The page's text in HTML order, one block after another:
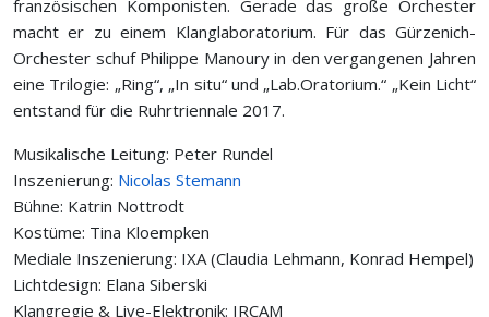
französischen Komponisten. Gerade das große Orchester
macht er zu einem Klanglaboratorium. Für das Gürzenich-
Orchester schuf Philippe Manoury in den vergangenen Jahren
eine Trilogie: „Ring“, „In situ“ und „Lab.Oratorium.“ „Kein Licht“
entstand für die Ruhrtriennale 2017.
Musikalische Leitung: Peter Rundel
Inszenierung: Nicolas Stemann
Bühne: Katrin Nottrodt
Kostüme: Tina Kloempken
Mediale Inszenierung: IXA (Claudia Lehmann, Konrad Hempel)
Lichtdesign: Elana Siberski
Klangregie & Live-Elektronik: IRCAM